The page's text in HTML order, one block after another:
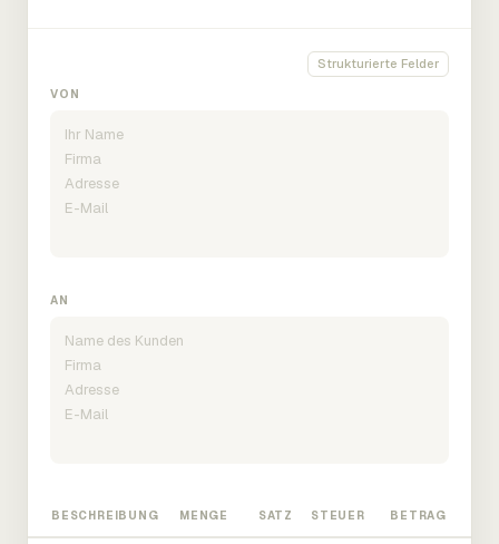
Strukturierte Felder
VON
AN
BESCHREIBUNG MENGE SATZ STEUER BETRAG